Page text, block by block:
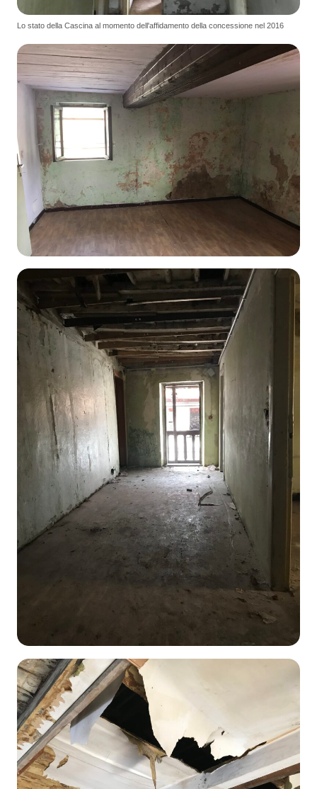
Lo stato della Cascina al momento dell'affidamento della concessione nel 2016